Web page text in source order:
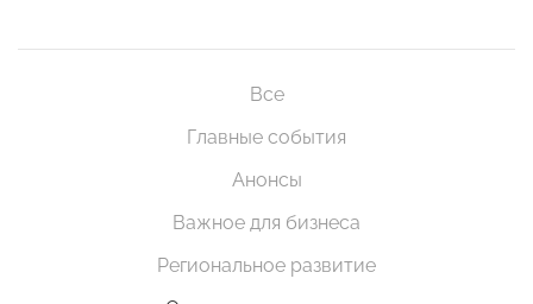
Все
Главные события
Анонсы
Важное для бизнеса
Региональное развитие